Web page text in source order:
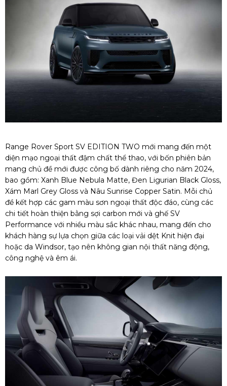
Range Rover Sport SV EDITION TWO mới mang đến một
diện mạo ngoại thất đậm chất thể thao, với bốn phiên bản
mang chủ đề mới được công bố dành riêng cho năm 2024,
bao gồm: Xanh Blue Nebula Matte, Đen Ligurian Black Gloss,
Xám Marl Grey Gloss và Nâu Sunrise Copper Satin. Mỗi chủ
đề kết hợp các gam màu sơn ngoại thất độc đáo, cùng các
chi tiết hoàn thiện bằng sợi carbon mới và ghế SV
Performance với nhiều màu sắc khác nhau, mang đến cho
khách hàng sự lựa chọn giữa các loại vải dệt Knit hiện đại
hoặc da Windsor, tạo nên không gian nội thất năng động,
công nghệ và êm ái.